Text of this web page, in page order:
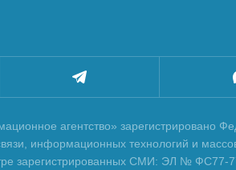
агентство» зарегистрировано
информационных технологий и
зарегистрированных СМИ: ЭЛ № ФС77-